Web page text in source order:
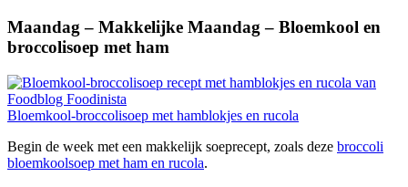
Maandag – Makkelijke Maandag – Bloemkool en
broccolisoep met ham
Bloemkool-broccolisoep met hamblokjes en rucola
Begin de week met een makkelijk soeprecept, zoals deze broccoli
bloemkoolsoep met ham en rucola.